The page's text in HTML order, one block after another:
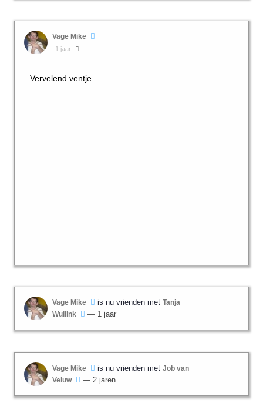
Vage Mike
1 jaar
Vervelend ventje
Vage Mike is nu vrienden met Tanja
Wullink
— 1 jaar
Vage Mike is nu vrienden met Job van
Veluw
— 2 jaren